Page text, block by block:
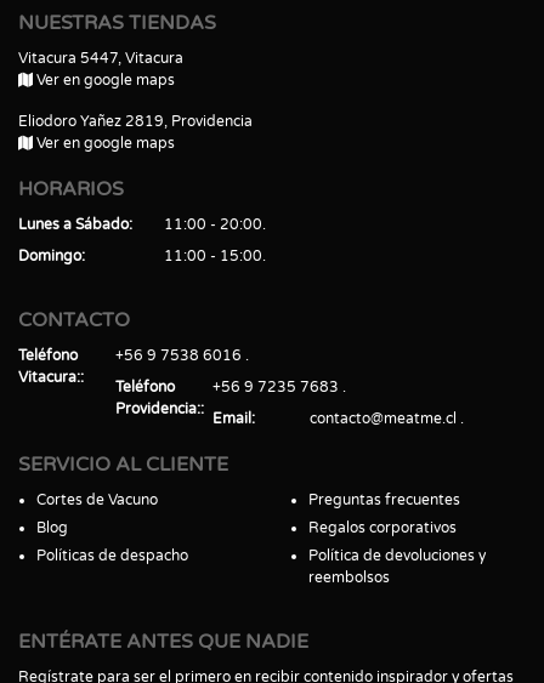
NUESTRAS TIENDAS
Vitacura 5447, Vitacura
Ver en google maps
Eliodoro Yañez 2819, Providencia
Ver en google maps
HORARIOS
Lunes a Sábado
11:00 - 20:00
Domingo
11:00 - 15:00
CONTACTO
Teléfono
Vitacura:
+56 9 7538 6016
Teléfono
Providencia:
+56 9 7235 7683
Email
contacto@meatme.cl
SERVICIO AL CLIENTE
Cortes de Vacuno
Blog
Políticas de despacho
Preguntas frecuentes
Regalos corporativos
Política de devoluciones y
reembolsos
ENTÉRATE ANTES QUE NADIE
Regístrate para ser el primero en recibir contenido inspirador y ofertas